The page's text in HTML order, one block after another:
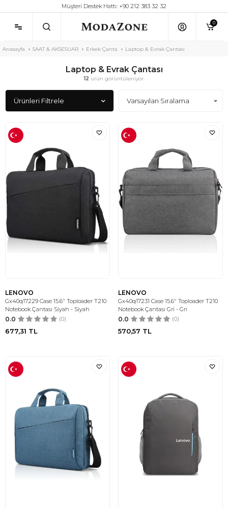
Müşteri Destek Hattı: +90 212 383 32 32
0
Anasayfa SAAT & AKSESUAR Erkek Çanta Laptop & Evrak Çantası
Laptop & Evrak Çantası
12 ürün görüntüleniyor.
Ürünleri Filtrele
LENOVO
Gx40q17229 Case 15.6" Toploader T210
Notebook Çantası Siyah - Siyah
0.0 (0)
677,31 TL
LENOVO
Gx40q17231 Case 15.6" Toploader T210
Notebook Çantası Gri - Gri
0.0 (0)
570,57 TL